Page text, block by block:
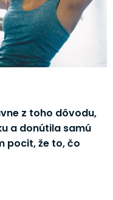
z toho dôvodu,
a donútila samú
pocit, že to, čo